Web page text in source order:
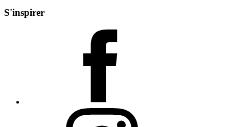
S'inspirer